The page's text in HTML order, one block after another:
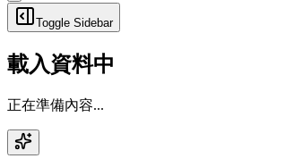
Toggle Sidebar
載入資料中
正在準備內容...